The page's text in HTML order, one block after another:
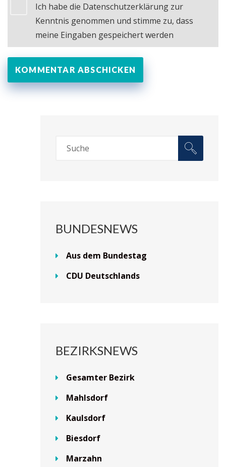
Ich habe die Datenschutzerklärung zur
Kenntnis genommen und stimme zu, dass
meine Eingaben gespeichert werden
BUNDESNEWS
Aus dem Bundestag
CDU Deutschlands
BEZIRKSNEWS
Gesamter Bezirk
Mahlsdorf
Kaulsdorf
Biesdorf
Marzahn